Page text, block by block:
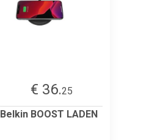
€ 36.25
Belkin BOOST LADEN